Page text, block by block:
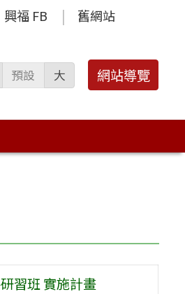
興福 FB 舊網站
預設 大 網站導覽
習班 實施計畫